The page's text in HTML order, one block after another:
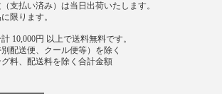
支払い済み）は当日出荷いたします。
限ります。
10,000円 以上で送料無料です。
配送便、クール便等）を除く
料、配送料を除く合計金額